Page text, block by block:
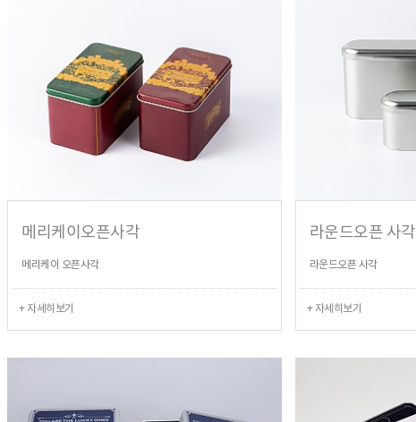
메리케이오픈사각
메리케이 오픈사각
+ 자세히보기
라운드오픈 사각
라운드오픈 사각
+ 자세히보기